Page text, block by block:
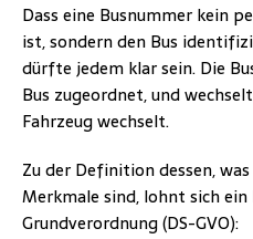
Dass eine Busnummer kein
ist, sondern den Bus
dürfte jedem klar sein. Die
Bus zugeordnet, und
Fahrzeug wechselt.
Zu der Definition dessen,
Merkmale sind, lohnt sich
Grundverordnung (DS-GVO):